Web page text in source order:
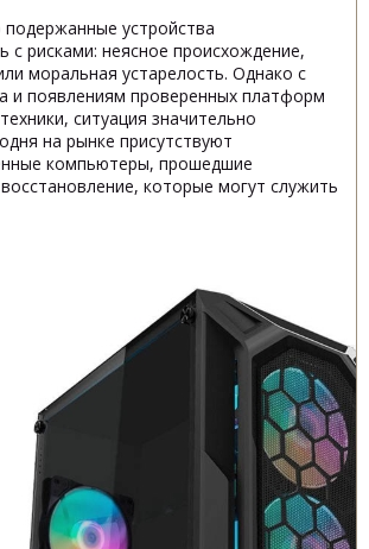
устройства
с рисками: неясное происхождение,
моральная устарелость. Однако с
и появлениям проверенных платформ
ситуация значительно
на рынке присутствуют
компьютеры, прошедшие
которые могут служить